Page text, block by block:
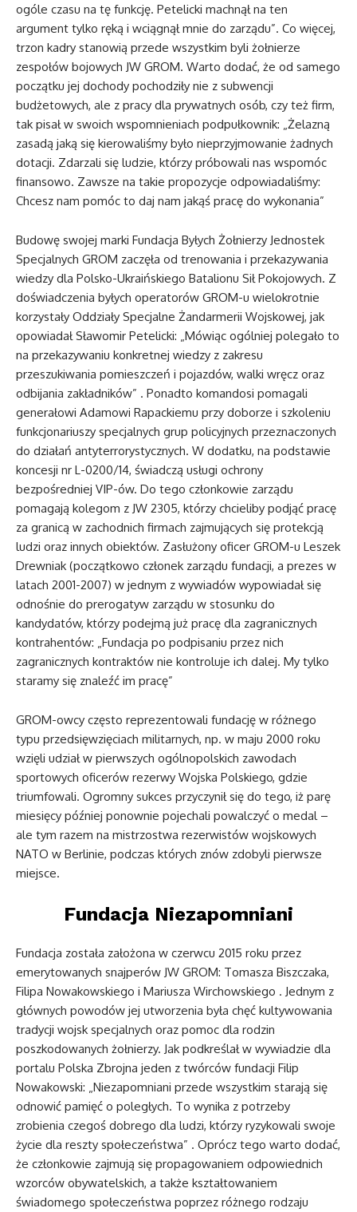
ogóle czasu na tę funkcję. Petelicki machnął na ten
argument tylko ręką i wciągnął mnie do zarządu”. Co więcej,
trzon kadry stanowią przede wszystkim byli żołnierze
zespołów bojowych JW GROM. Warto dodać, że od samego
początku jej dochody pochodziły nie z subwencji
budżetowych, ale z pracy dla prywatnych osób, czy też firm,
tak pisał w swoich wspomnieniach podpułkownik: „Żelazną
zasadą jaką się kierowaliśmy było nieprzyjmowanie żadnych
dotacji. Zdarzali się ludzie, którzy próbowali nas wspomóc
finansowo. Zawsze na takie propozycje odpowiadaliśmy:
Chcesz nam pomóc to daj nam jakąś pracę do wykonania”
Budowę swojej marki Fundacja Byłych Żołnierzy Jednostek
Specjalnych GROM zaczęła od trenowania i przekazywania
wiedzy dla Polsko-Ukraińskiego Batalionu Sił Pokojowych. Z
doświadczenia byłych operatorów GROM-u wielokrotnie
korzystały Oddziały Specjalne Żandarmerii Wojskowej, jak
opowiadał Sławomir Petelicki: „Mówiąc ogólniej polegało to
na przekazywaniu konkretnej wiedzy z zakresu
przeszukiwania pomieszczeń i pojazdów, walki wręcz oraz
odbijania zakładników” . Ponadto komandosi pomagali
generałowi Adamowi Rapackiemu przy doborze i szkoleniu
funkcjonariuszy specjalnych grup policyjnych przeznaczonych
do działań antyterrorystycznych. W dodatku, na podstawie
koncesji nr L-0200/14, świadczą usługi ochrony
bezpośredniej VIP-ów. Do tego członkowie zarządu
pomagają kolegom z JW 2305, którzy chcieliby podjąć pracę
za granicą w zachodnich firmach zajmujących się protekcją
ludzi oraz innych obiektów. Zasłużony oficer GROM-u Leszek
Drewniak (początkowo członek zarządu fundacji, a prezes w
latach 2001-2007) w jednym z wywiadów wypowiadał się
odnośnie do prerogatyw zarządu w stosunku do
kandydatów, którzy podejmą już pracę dla zagranicznych
kontrahentów: „Fundacja po podpisaniu przez nich
zagranicznych kontraktów nie kontroluje ich dalej. My tylko
staramy się znaleźć im pracę”
GROM-owcy często reprezentowali fundację w różnego
typu przedsięwzięciach militarnych, np. w maju 2000 roku
wzięli udział w pierwszych ogólnopolskich zawodach
sportowych oficerów rezerwy Wojska Polskiego, gdzie
triumfowali. Ogromny sukces przyczynił się do tego, iż parę
miesięcy później ponownie pojechali powalczyć o medal –
ale tym razem na mistrzostwa rezerwistów wojskowych
NATO w Berlinie, podczas których znów zdobyli pierwsze
miejsce.
Fundacja Niezapomniani
Fundacja została założona w czerwcu 2015 roku przez
emerytowanych snajperów JW GROM: Tomasza Biszczaka,
Filipa Nowakowskiego i Mariusza Wirchowskiego . Jednym z
głównych powodów jej utworzenia była chęć kultywowania
tradycji wojsk specjalnych oraz pomoc dla rodzin
poszkodowanych żołnierzy. Jak podkreślał w wywiadzie dla
portalu Polska Zbrojna jeden z twórców fundacji Filip
Nowakowski: „Niezapomniani przede wszystkim starają się
odnowić pamięć o poległych. To wynika z potrzeby
zrobienia czegoś dobrego dla ludzi, którzy ryzykowali swoje
życie dla reszty społeczeństwa” . Oprócz tego warto dodać,
że członkowie zajmują się propagowaniem odpowiednich
wzorców obywatelskich, a także kształtowaniem
świadomego społeczeństwa poprzez różnego rodzaju